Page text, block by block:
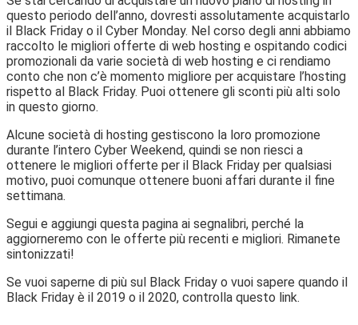
questo periodo dell’anno, dovresti assolutamente acquistarlo
il Black Friday o il Cyber ​​Monday. Nel corso degli anni abbiamo
raccolto le migliori offerte di web hosting e ospitando codici
promozionali da varie società di web hosting e ci rendiamo
conto che non c’è momento migliore per acquistare l’hosting
rispetto al Black Friday. Puoi ottenere gli sconti più alti solo
in questo giorno.
Alcune società di hosting gestiscono la loro promozione
durante l’intero Cyber ​​Weekend, quindi se non riesci a
ottenere le migliori offerte per il Black Friday per qualsiasi
motivo, puoi comunque ottenere buoni affari durante il fine
settimana.
Segui e aggiungi questa pagina ai segnalibri, perché la
aggiorneremo con le offerte più recenti e migliori. Rimanete
sintonizzati!
Se vuoi saperne di più sul Black Friday o vuoi sapere quando il
Black Friday è il 2019 o il 2020, controlla questo link.